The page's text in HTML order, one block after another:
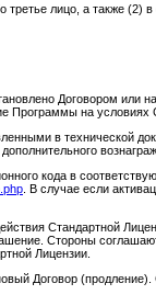
лицо, а также
Договором
Программы на условиях
в
кода в
. В случае если
Стандартной
Стороны
Лицензии.
Договор